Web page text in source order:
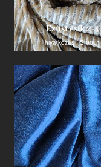
Ezüst csík 2-4
hivatkozás : S-0001